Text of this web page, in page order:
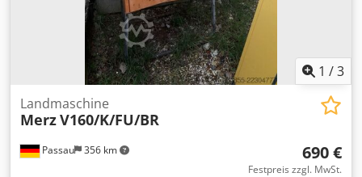
1 /3
Passau 356 km
Landmaschine
MerzV160/K/FU/BR
690 €
Festpreis zzgl. MwSt.